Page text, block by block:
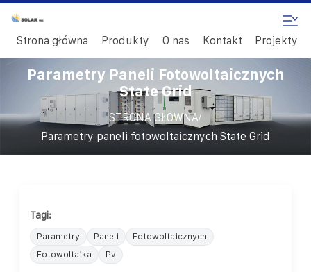
Strona główna Produkty O nas Kontakt Projekty
Parametry Paneli Fotowoltaicznych
State Grid
STRONA GŁÓWNA/
Parametry paneli fotowoltaicznych State Grid
Tagi:
Parametry Paneli
Fotowoltaicznych
Fotowoltaika
Pv